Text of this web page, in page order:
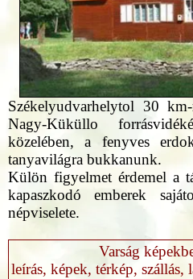
Székelyudvarhelytol 30
Nagy-Küküllo
közelében, a fenyves
tanyavilágra bukkanunk.
Külön figyelmet érdemel a
kapaszkodó emberek
népviselete.
Varság
leírás, képek, térkép, szállás,